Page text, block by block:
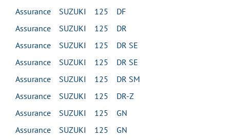
Assurance SUZUKI 125 DF
Assurance SUZUKI 125 DR
Assurance SUZUKI 125 DR SE
Assurance SUZUKI 125 DR SE
Assurance SUZUKI 125 DR SM
Assurance SUZUKI 125 DR-Z
Assurance SUZUKI 125 GN
Assurance SUZUKI 125 GN